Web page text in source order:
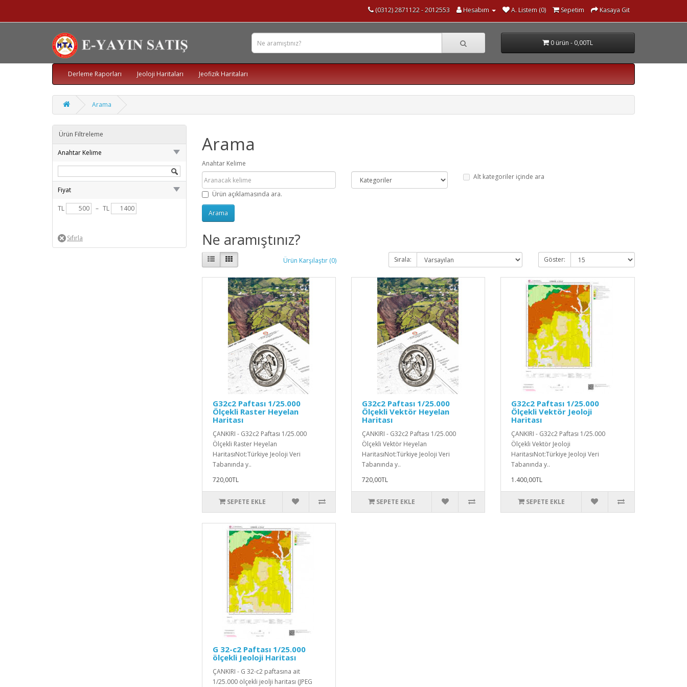
(0312) 2871122 - 2012553 Hesabım A. Listem (0) Sepetim Kasaya Git
0 ürün - 0,00TL
Derleme Raporları Jeoloji Haritaları Jeofizik Haritaları
Arama
Ürün Filtreleme
Anahtar Kelime
Fiyat
TL – TL
Arama
Anahtar Kelime
Alt kategoriler içinde ara
Ürün açıklamasında ara.
Ne aramıştınız?
Ürün Karşılaştır (0) Sırala: Göster:
G32c2 Paftası 1/25.000
Ölçekli Raster Heyelan
Haritası
ÇANKIRI - G32c2 Paftası 1/25.000
Ölçekli Raster Heyelan
HaritasıNot:Türkiye Jeoloji Veri
Tabanında y..
720,00TL
SEPETE EKLE
G32c2 Paftası 1/25.000
Ölçekli Vektör Heyelan
Haritası
ÇANKIRI - G32c2 Paftası 1/25.000
Ölçekli Vektör Heyelan
HaritasıNot:Türkiye Jeoloji Veri
Tabanında y..
720,00TL
SEPETE EKLE
G32c2 Paftası 1/25.000
Ölçekli Vektör Jeoloji
Haritası
ÇANKIRI - G32c2 Paftası 1/25.000
Ölçekli Vektör Jeoloji
HaritasıNot:Türkiye Jeoloji Veri
Tabanında y..
1.400,00TL
SEPETE EKLE
G 32-c2 Paftası 1/25.000
ölçekli Jeoloji Haritası
ÇANKIRI - G 32-c2 paftasına ait
1/25.000 ölçekli jeolji haritası (JPEG